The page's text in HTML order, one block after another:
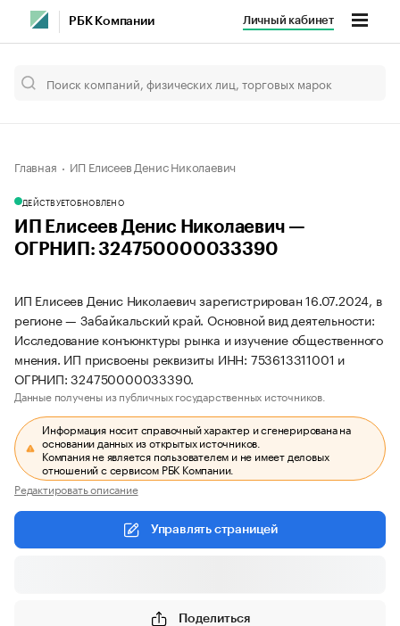
РБК Компании Личный кабинет
Главная ИП Елисеев Денис Николаевич
ДЕЙСТВУЕТОБНОВЛЕНО
ИП Елисеев Денис Николаевич —
ОГРНИП: 324750000033390
ИП Елисеев Денис Николаевич зарегистрирован 16.07.2024, в
регионе — Забайкальский край. Основной вид деятельности:
Исследование конъюнктуры рынка и изучение общественного
мнения. ИП присвоены реквизиты ИНН: 753613311001 и
ОГРНИП: 324750000033390.
Данные получены из публичных государственных источников.
Информация носит справочный характер и сгенерирована на
основании данных из открытых источников.
Компания не является пользователем и не имеет деловых
отношений с сервисом РБК Компании.
Редактировать описание
Управлять страницей
Поделиться